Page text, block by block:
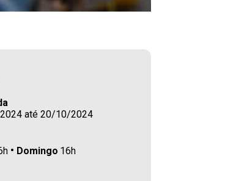
até 20/10/2024
Domingo 16h